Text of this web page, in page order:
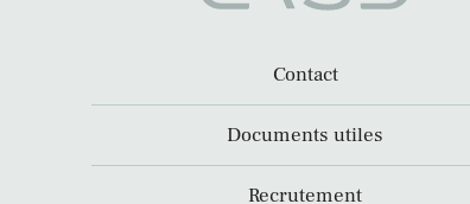
Contact
Documents utiles
Recrutement